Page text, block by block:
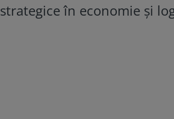
strategice în economie și